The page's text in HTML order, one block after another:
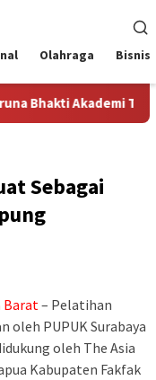
Olahraga Bisnis
TNI 2026
Sebagai
Barat– Pelatihan
oleh PUPUK Surabaya
oleh The Asia
Kabupaten Fakfak